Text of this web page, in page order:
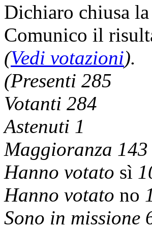
Dichiaro chiusa
Comunico il
(Vedi votazioni).
(Presenti 285
Votanti 284
Astenuti 1
Maggioranza 143
Hanno votato sì
Hanno votato no
Sono in missione